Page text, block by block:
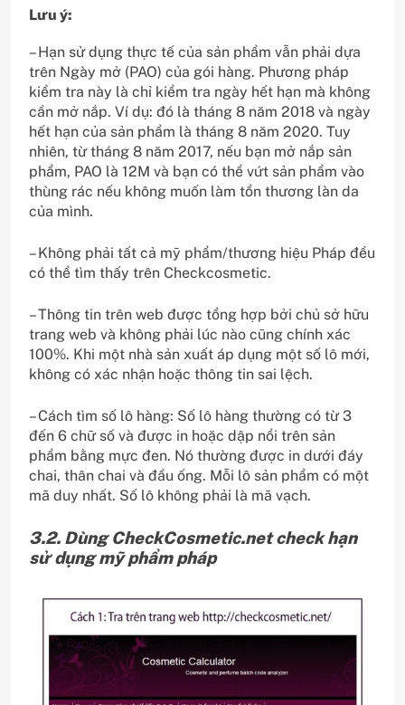
Lưu ý:
– Hạn sử dụng thực tế của sản phẩm vẫn phải dựa
trên Ngày mở (PAO) của gói hàng. Phương pháp
kiểm tra này là chỉ kiểm tra ngày hết hạn mà không
cần mở nắp. Ví dụ: đó là tháng 8 năm 2018 và ngày
hết hạn của sản phẩm là tháng 8 năm 2020. Tuy
nhiên, từ tháng 8 năm 2017, nếu bạn mở nắp sản
phẩm, PAO là 12M và bạn có thể vứt sản phẩm vào
thùng rác nếu không muốn làm tổn thương làn da
của mình.
– Không phải tất cả mỹ phẩm/thương hiệu Pháp đều
có thể tìm thấy trên Checkcosmetic.
– Thông tin trên web được tổng hợp bởi chủ sở hữu
trang web và không phải lúc nào cũng chính xác
100%. Khi một nhà sản xuất áp dụng một số lô mới,
không có xác nhận hoặc thông tin sai lệch.
– Cách tìm số lô hàng: Số lô hàng thường có từ 3
đến 6 chữ số và được in hoặc dập nổi trên sản
phẩm bằng mực đen. Nó thường được in dưới đáy
chai, thân chai và đầu ống. Mỗi lô sản phẩm có một
mã duy nhất. Số lô không phải là mã vạch.
3.2. Dùng CheckCosmetic.net check hạn
sử dụng mỹ phẩm pháp